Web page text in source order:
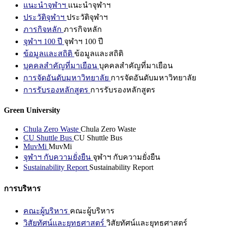
แนะนำจุฬาฯ แนะนำจุฬาฯ
ประวัติจุฬาฯ ประวัติจุฬาฯ
ภารกิจหลัก ภารกิจหลัก
จุฬาฯ 100 ปี จุฬาฯ 100 ปี
ข้อมูลและสถิติ ข้อมูลและสถิติ
บุคคลสำคัญที่มาเยือน บุคคลสำคัญที่มาเยือน
การจัดอันดับมหาวิทยาลัย การจัดอันดับมหาวิทยาลัย
การรับรองหลักสูตร การรับรองหลักสูตร
Green University
Chula Zero Waste Chula Zero Waste
CU Shuttle Bus CU Shuttle Bus
MuvMi MuvMi
จุฬาฯ กับความยั่งยืน จุฬาฯ กับความยั่งยืน
Sustainability Report Sustainability Report
การบริหาร
คณะผู้บริหาร คณะผู้บริหาร
วิสัยทัศน์และยุทธศาสตร์ วิสัยทัศน์และยุทธศาสตร์